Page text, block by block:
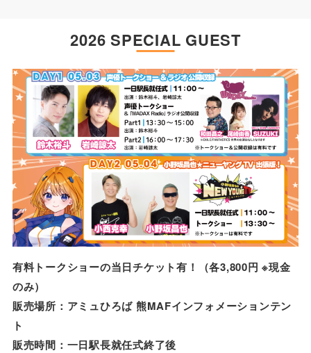
2026 SPECIAL GUEST
有料トークショーの当日チケット有！（各3,800円 ※現金
のみ）
販売場所：アミュひろば 熊MAFインフォメーションテン
ト
販売時間：一日駅長就任式終了後